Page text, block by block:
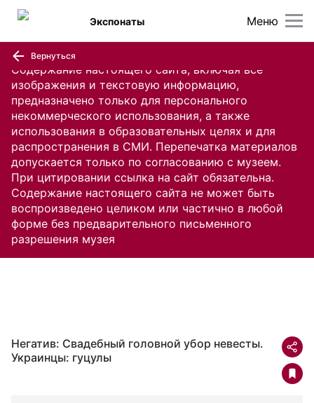
Содержание настоящего сайта, включая все
изображения и текстовую информацию,
предназначено только для персонального
некоммерческого использования, а также
использования в образовательных целях и для
распространения в СМИ. Перепечатка материалов
допускается только по согласованию с музеем.
При цитировании ссылка на сайт обязательна.
Содержание настоящего сайта не может быть
воспроизведено целиком или частично в любой
форме без предварительного письменного
разрешения музея
Меню
Экспонаты
Вернуться
Негатив: Свадебный головной убор невесты.
Украинцы: гуцулы